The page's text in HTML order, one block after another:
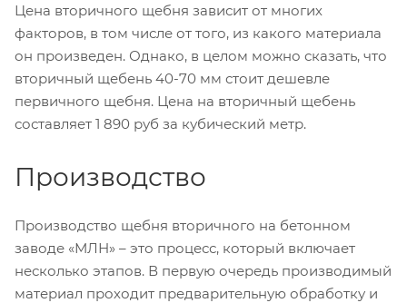
Цена вторичного щебня зависит от многих
факторов, в том числе от того, из какого материала
он произведен. Однако, в целом можно сказать, что
вторичный щебень 40-70 мм стоит дешевле
первичного щебня. Цена на вторичный щебень
составляет 1 890 руб за кубический метр.
Производство
Производство щебня вторичного на бетонном
заводе «МЛН» – это процесс, который включает
несколько этапов. В первую очередь производимый
материал проходит предварительную обработку и